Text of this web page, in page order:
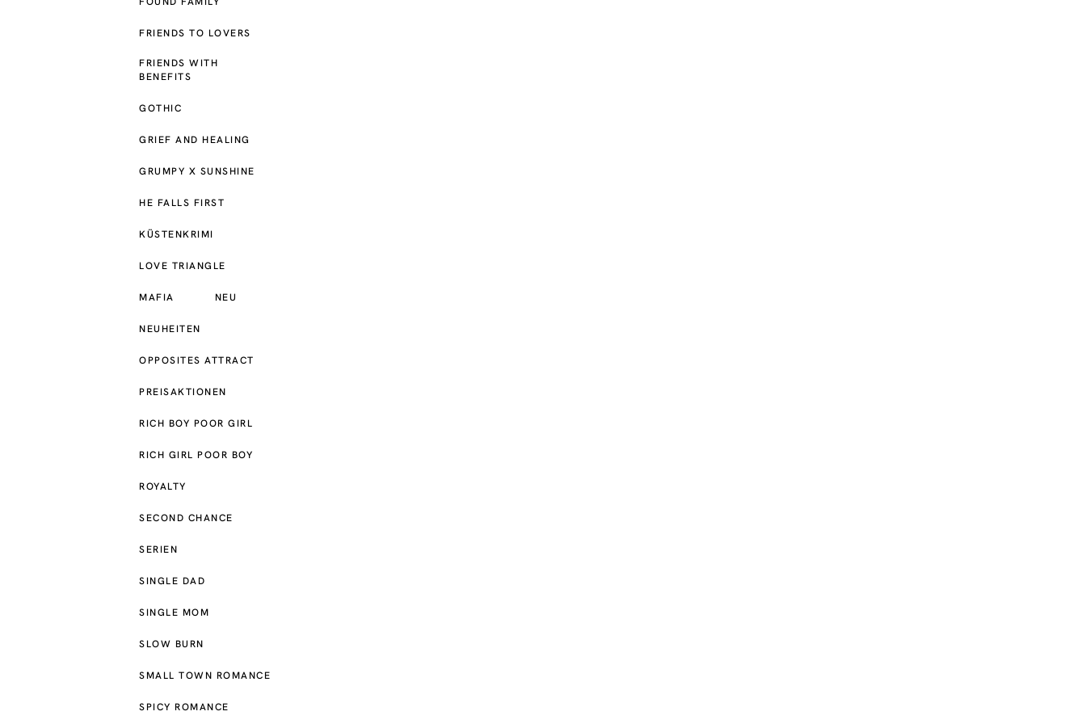
FRIENDS TO LOVERS
FRIENDS WITH
BENEFITS
GOTHIC
GRIEF AND HEALING
GRUMPY X SUNSHINE
HE FALLS FIRST
KÜSTENKRIMI
LOVE TRIANGLE
MAFIA NEU
NEUHEITEN
OPPOSITES ATTRACT
PREISAKTIONEN
RICH BOY POOR GIRL
RICH GIRL POOR BOY
ROYALTY
SECOND CHANCE
SERIEN
SINGLE DAD
SINGLE MOM
SLOW BURN
SMALL TOWN ROMANCE
SPICY ROMANCE